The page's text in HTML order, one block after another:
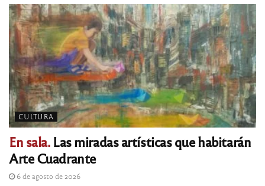
CULTURA
En sala.Las miradas artísticas que habitarán
Arte Cuadrante
6 de agosto de 2026